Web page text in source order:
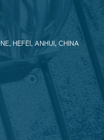
HEFEI, ANHUI, CHINA